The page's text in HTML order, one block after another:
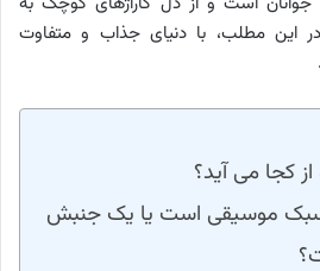
این مطلب، با دنیای جذاب و متفاوت
کجا می آید؟
سبک موسیقی است یا یک جنبش